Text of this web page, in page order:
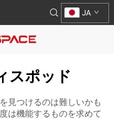
JA
スポッド
見つけるのは難しいかも
は機能するものを求めて